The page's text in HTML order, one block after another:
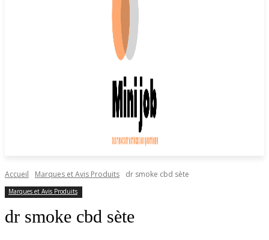
Accueil Marques et Avis Produits dr smoke cbd sète
Marques et Avis Produits
dr smoke cbd sète